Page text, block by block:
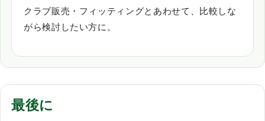
クラブ販売・フィッティングとあわせて、比較しな
がら検討したい方に。
最後に